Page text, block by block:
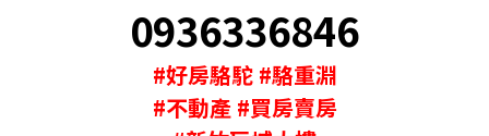
0936336846
#好房駱駝 #駱重淵
#不動產 #買房賣房